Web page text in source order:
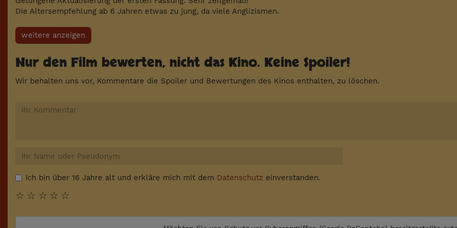
Die Altersempfehlung ab 6 Jahren etwas zu jung, da viele Anglizismen.
weitere anzeigen
Nur den Film bewerten, nicht das Kino. Keine Spoiler!
Wir behalten uns vor, Kommentare die Spoiler und Bewertungen des Kinos enthalten, zu löschen.
Ich bin über 16 Jahre alt und erkläre mich mit dem Datenschutz einverstanden.
☆
☆
☆
☆
☆